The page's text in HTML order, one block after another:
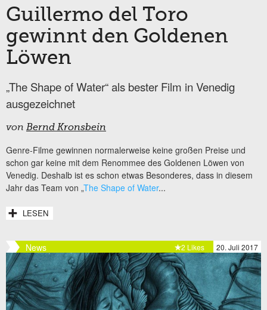
Guillermo del Toro
gewinnt den Goldenen
Löwen
„The Shape of Water“ als bester Film in Venedig
ausgezeichnet
von Bernd Kronsbein
Genre-Filme gewinnen normalerweise keine großen Preise und
schon gar keine mit dem Renommee des Goldenen Löwen von
Venedig. Deshalb ist es schon etwas Besonderes, dass in diesem
Jahr das Team von „The Shape of Water...
LESEN
News 20. Juli 2017
2 Likes